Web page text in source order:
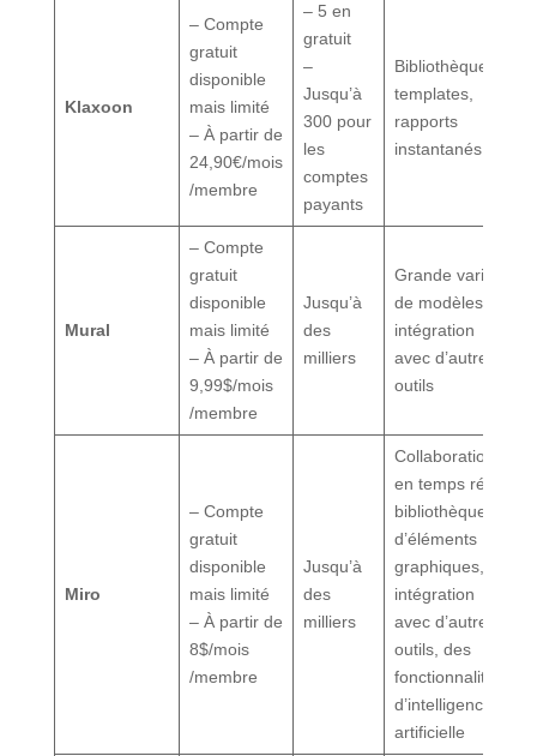
Klaxoon
– Compte
gratuit
disponible
mais limité
– À partir de
24,90€/mois
/membre
– 5 en
gratuit
–
Jusqu’à
300 pour
les
comptes
payants
Bibliothèque de
templates,
rapports
instantanés
Mural
– Compte
gratuit
disponible
mais limité
– À partir de
9,99$/mois
/membre
Jusqu’à
des
milliers
Grande variété
de modèles,
intégration
avec d’autres
outils
Miro
– Compte
gratuit
disponible
mais limité
– À partir de
8$/mois
/membre
Jusqu’à
des
milliers
Collaboration
en temps réel,
bibliothèque
d’éléments
graphiques,
intégration
avec d’autres
outils, des
fonctionnalités
d’intelligence
artificielle